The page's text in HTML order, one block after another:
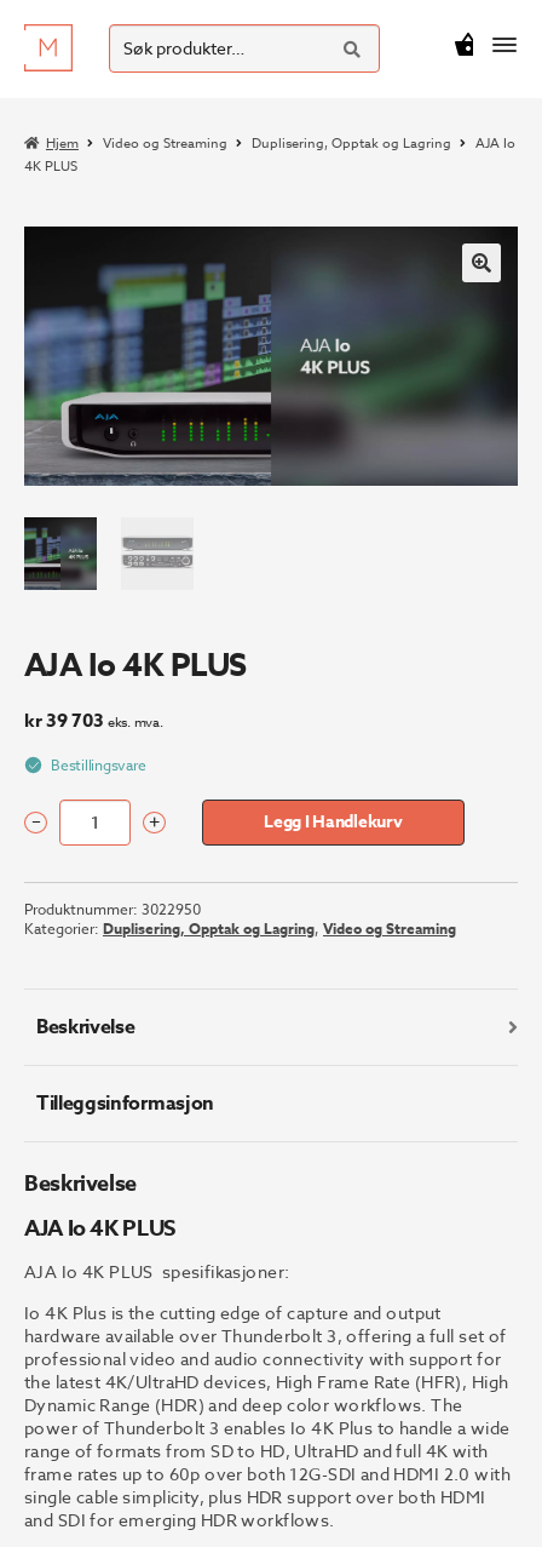
Hopp
til
Hopp
til
Søk
etter:
SØK
kr0
Hjem Video og Streaming Duplisering, Opptak og Lagring
AJA Io
4K PLUS
AJA Io 4K PLUS
kr39 703 eks. mva.
Bestillingsvare
AJA
4K
PLUS
antall
– + Legg I Handlekurv
Produktnummer: 3022950
Kategorier: Duplisering, Opptak og Lagring, Video og Streaming
Beskrivelse
Tilleggsinformasjon
Beskrivelse
AJA Io 4K PLUS
AJA Io 4K PLUS spesifikasjoner:
Io 4K Plus is the cutting edge of capture and output
hardware available over Thunderbolt 3, offering a full set of
professional video and audio connectivity with support for
the latest 4K/UltraHD devices, High Frame Rate (HFR), High
Dynamic Range (HDR) and deep color workflows. The
power of Thunderbolt 3 enables Io 4K Plus to handle a wide
range of formats from SD to HD, UltraHD and full 4K with
frame rates up to 60p over both 12G-SDI and HDMI 2.0 with
single cable simplicity, plus HDR support over both HDMI
and SDI for emerging HDR workflows.